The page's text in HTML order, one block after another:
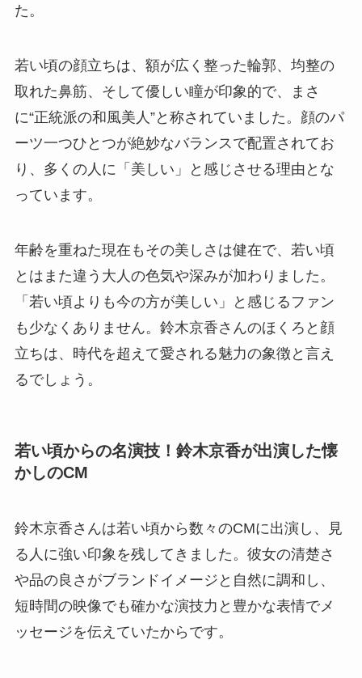
た。
若い頃の顔立ちは、額が広く整った輪郭、均整の
取れた鼻筋、そして優しい瞳が印象的で、まさ
に“正統派の和風美人”と称されていました。顔のパ
ーツ一つひとつが絶妙なバランスで配置されてお
り、多くの人に「美しい」と感じさせる理由とな
っています。
年齢を重ねた現在もその美しさは健在で、若い頃
とはまた違う大人の色気や深みが加わりました。
「若い頃よりも今の方が美しい」と感じるファン
も少なくありません。鈴木京香さんのほくろと顔
立ちは、時代を超えて愛される魅力の象徴と言え
るでしょう。
若い頃からの名演技！鈴木京香が出演した懐
かしのCM
鈴木京香さんは若い頃から数々のCMに出演し、見
る人に強い印象を残してきました。彼女の清楚さ
や品の良さがブランドイメージと自然に調和し、
短時間の映像でも確かな演技力と豊かな表情でメ
ッセージを伝えていたからです。